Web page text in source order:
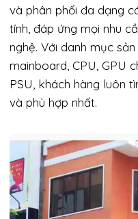
và phân phối đa dạng
tính, đáp ứng mọi nhu
nghệ. Với danh mục
mainboard, CPU, GPU
PSU, khách hàng luôn
và phù hợp nhất.